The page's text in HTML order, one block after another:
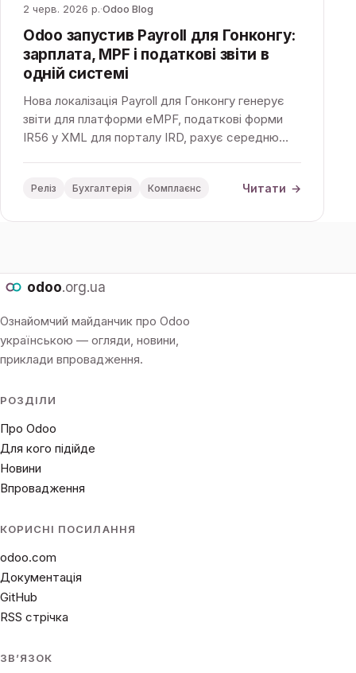
2 черв. 2026 р.·Odoo Blog
Odoo запустив Payroll для Гонконгу:
зарплата, MPF і податкові звіти в
одній системі
Нова локалізація Payroll для Гонконгу генерує
звіти для платформи eMPF, податкові форми
IR56 у XML для порталу IRD, рахує середню
Реліз Бухгалтерія Комплаєнс Читати →
odoo.org.ua
Ознайомчий майданчик про Odoo
українською — огляди, новини,
приклади впровадження.
РОЗДІЛИ
Про Odoo
Для кого підійде
Новини
Впровадження
КОРИСНІ ПОСИЛАННЯ
odoo.com
Документація
GitHub
RSS стрічка
ЗВʼЯЗОК